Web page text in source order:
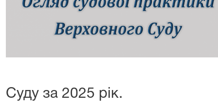
Суду за 2025 рік.